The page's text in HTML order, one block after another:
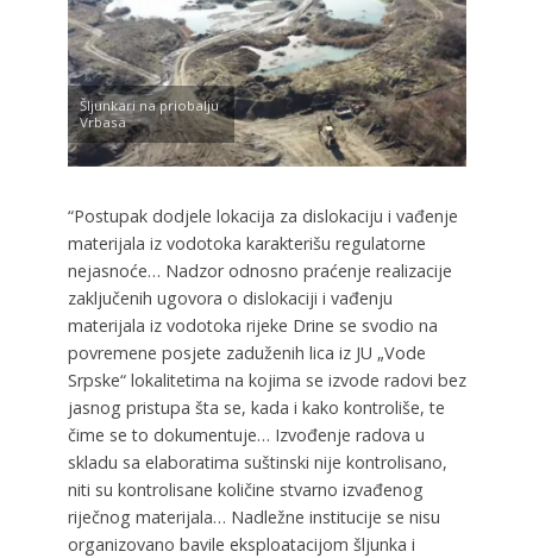
Šljunkari na priobalju
Vrbasa
“Postupak dodjele lokacija za dislokaciju i vađenje
materijala iz vodotoka karakterišu regulatorne
nejasnoće… Nadzor odnosno praćenje realizacije
zaključenih ugovora o dislokaciji i vađenju
materijala iz vodotoka rijeke Drine se svodio na
povremene posjete zaduženih lica iz JU „Vode
Srpske“ lokalitetima na kojima se izvode radovi bez
jasnog pristupa šta se, kada i kako kontroliše, te
čime se to dokumentuje… Izvođenje radova u
skladu sa elaboratima suštinski nije kontrolisano,
niti su kontrolisane količine stvarno izvađenog
riječnog materijala… Nadležne institucije se nisu
organizovano bavile eksploatacijom šljunka i